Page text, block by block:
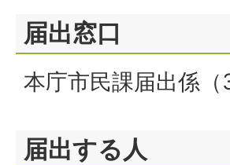
届出窓口
本庁市民課届出係
届出する人